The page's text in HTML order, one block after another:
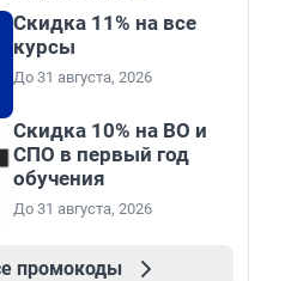
Скидка 11% на все
курсы
До 31 августа, 2026
Скидка 10% на ВО и
СПО в первый год
обучения
До 31 августа, 2026
промокоды